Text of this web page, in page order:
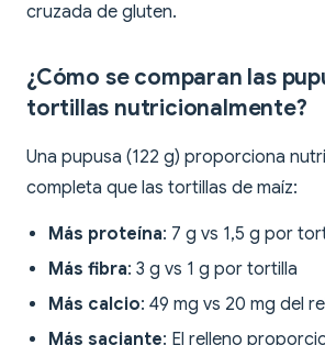
cruzada de gluten.
¿Cómo se comparan las
tortillas nutricionalmente?
Una pupusa (122 g) proporciona
completa que las tortillas de maíz:
Más proteína: 7 g vs 1,5 g por
Más fibra: 3 g vs 1 g por tortilla
Más calcio: 49 mg vs 20 mg del
Más saciante: El relleno